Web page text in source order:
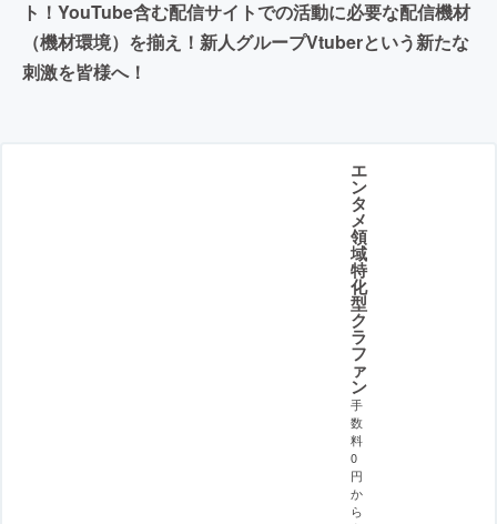
ト！YouTube含む配信サイトでの活動に必要な配信機材
（機材環境）を揃え！新人グループVtuberという新たな
刺激を皆様へ！
エ
ン
タ
メ
領
域
特
化
型
ク
ラ
フ
ァ
ン
手
数
料
0
円
か
ら